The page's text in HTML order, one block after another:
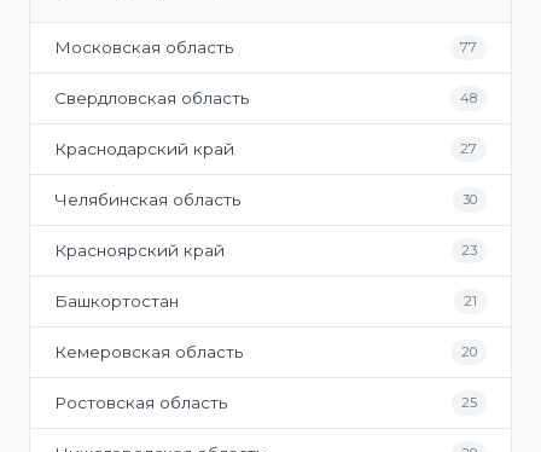
Московская область 77
Свердловская область 48
Краснодарский край 27
Челябинская область 30
Красноярский край 23
Башкортостан 21
Кемеровская область 20
Ростовская область 25